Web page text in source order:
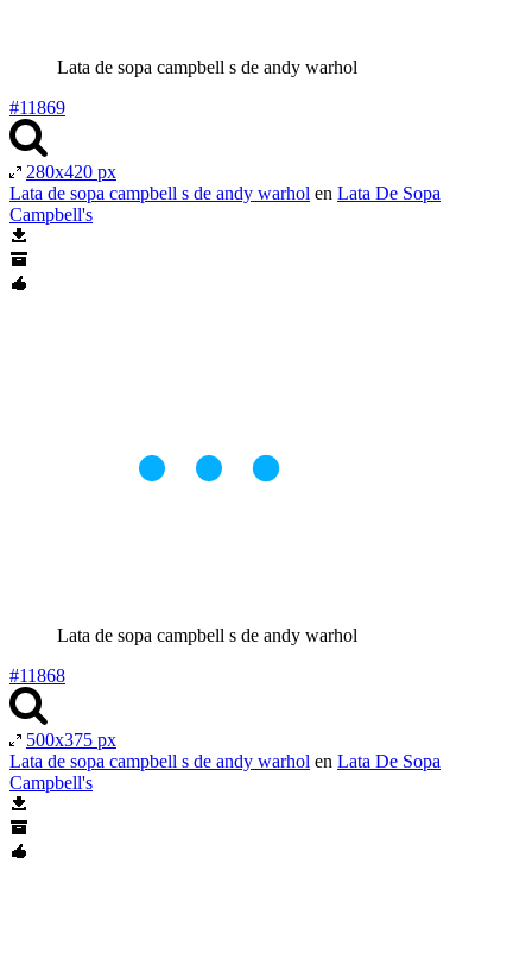
Lata de sopa campbell s de andy warhol
#11869
280x420 px
Lata de sopa campbell s de andy warhol en Lata De Sopa
Campbell's
Lata de sopa campbell s de andy warhol
#11868
500x375 px
Lata de sopa campbell s de andy warhol en Lata De Sopa
Campbell's